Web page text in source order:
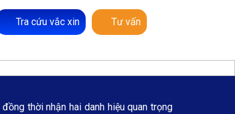
Tra cứu vắc xin Tư vấn
thời nhận hai danh hiệu quan trọng